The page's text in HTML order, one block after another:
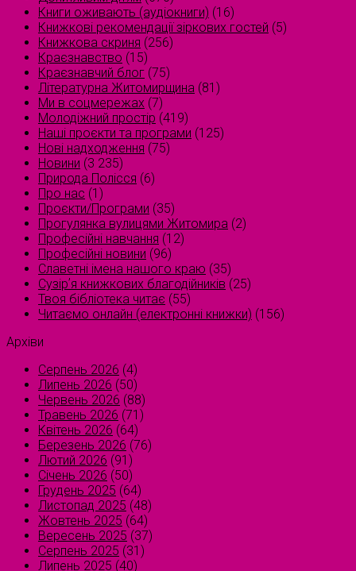
Книги оживають (аудіокниги) (16)
Книжкові рекомендації зіркових гостей (5)
Книжкова скриня (256)
Краєзнавство (15)
Краєзнавчий блог (75)
Літературна Житомирщина (81)
Ми в соцмережах (7)
Молодіжний простір (419)
Наші проєкти та програми (125)
Нові надходження (75)
Новини (3 235)
Природа Полісся (6)
Про нас (1)
Проєкти/Програми (35)
Прогулянка вулицями Житомира (2)
Професійні навчання (12)
Професійні новини (96)
Славетні імена нашого краю (35)
Сузірʼя книжкових благодійників (25)
Твоя бібліотека читає (55)
Читаємо онлайн (електронні книжки) (156)
Архіви
Серпень 2026 (4)
Липень 2026 (50)
Червень 2026 (88)
Травень 2026 (71)
Квітень 2026 (64)
Березень 2026 (76)
Лютий 2026 (91)
Січень 2026 (50)
Грудень 2025 (64)
Листопад 2025 (48)
Жовтень 2025 (64)
Вересень 2025 (37)
Серпень 2025 (31)
Липень 2025 (40)